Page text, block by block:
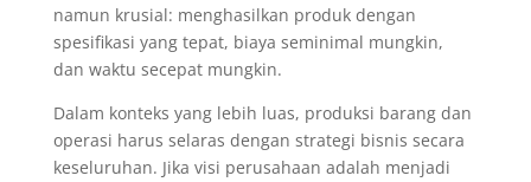
namun krusial: menghasilkan produk dengan
spesifikasi yang tepat, biaya seminimal mungkin,
dan waktu secepat mungkin.
Dalam konteks yang lebih luas, produksi barang dan
operasi harus selaras dengan strategi bisnis secara
keseluruhan. Jika visi perusahaan adalah menjadi